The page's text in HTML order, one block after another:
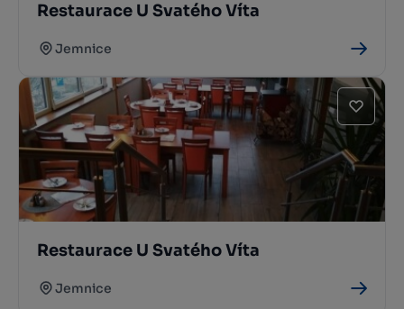
Restaurace U Svatého Víta
Jemnice
Restaurace U Svatého Víta
Jemnice